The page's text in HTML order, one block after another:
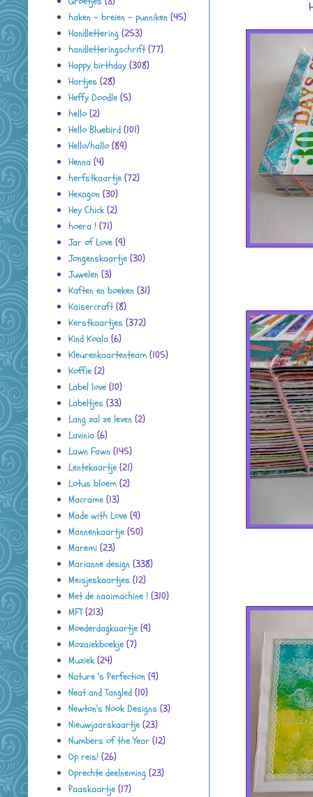
haken - breien - punniken (45)
Handlettering (253)
handletteringschrift (77)
Happy birthday (308)
Hartjes (28)
Heffy Doodle (5)
hello (2)
Hello Bluebird (101)
Hello/hallo (89)
Henna (4)
herfstkaartje (72)
Hexagon (30)
Hey Chick (2)
hoera ! (71)
Jar of Love (9)
Jongenskaartje (30)
Juwelen (3)
Kaften en boeken (31)
Kaisercraft (8)
Kerstkaartjes (372)
Kind Koala (6)
Kleurenkaartenteam (105)
Koffie (2)
Label love (10)
Labeltjes (33)
Lang zal ze leven (2)
Lavinia (6)
Lawn Fawn (145)
Lentekaartje (21)
Lotus bloem (2)
Macrame (13)
Made with Love (9)
Mannenkaartje (50)
Maremi (23)
Marianne design (338)
Meisjeskaartjes (12)
Met de naaimachine ! (310)
MFT (213)
Moederdagkaartje (9)
Mozaïekboekje (7)
Muziek (24)
Nature 's Perfection (9)
Neat and Tangled (10)
Newton's Nook Designs (3)
Nieuwjaarskaartje (23)
Numbers of the Year (12)
Op reis! (26)
Oprechte deelneming (23)
Paaskaartje (17)